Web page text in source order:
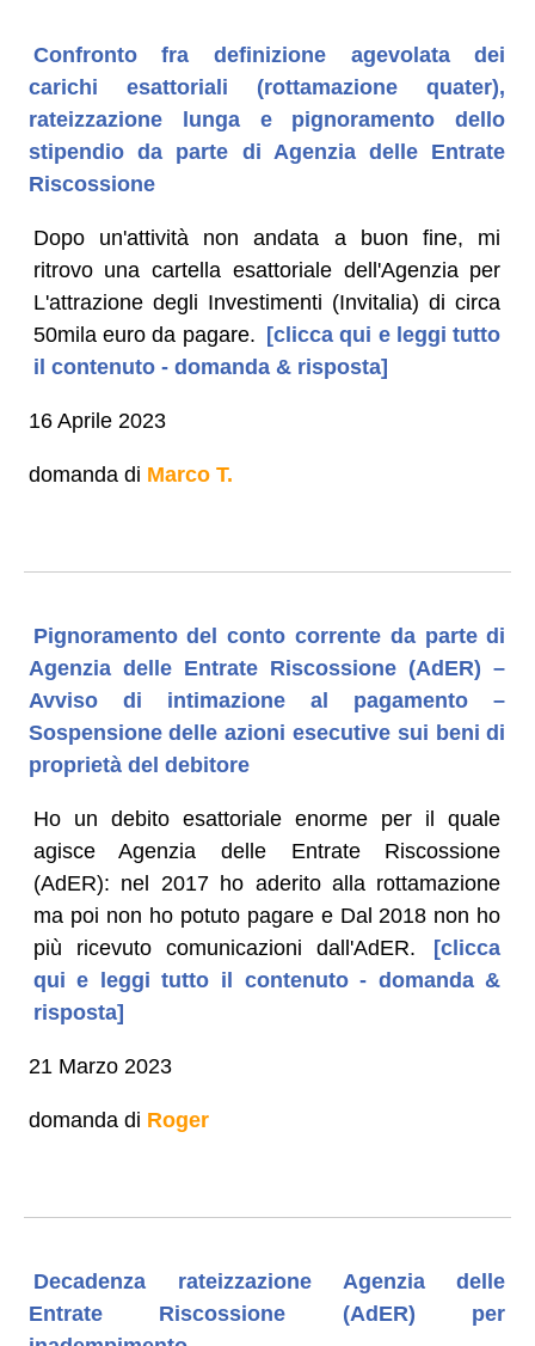
Confronto fra definizione agevolata dei
carichi esattoriali (rottamazione quater),
rateizzazione lunga e pignoramento dello
stipendio da parte di Agenzia delle Entrate
Riscossione
Dopo un'attività non andata a buon fine, mi
ritrovo una cartella esattoriale dell'Agenzia per
L'attrazione degli Investimenti (Invitalia) di circa
50mila euro da pagare. [clicca qui e leggi tutto
il contenuto - domanda & risposta]
16 Aprile 2023
domanda di Marco T.
Pignoramento del conto corrente da parte di
Agenzia delle Entrate Riscossione (AdER) –
Avviso di intimazione al pagamento –
Sospensione delle azioni esecutive sui beni di
proprietà del debitore
Ho un debito esattoriale enorme per il quale
agisce Agenzia delle Entrate Riscossione
(AdER): nel 2017 ho aderito alla rottamazione
ma poi non ho potuto pagare e Dal 2018 non ho
più ricevuto comunicazioni dall'AdER.
[clicca
qui e leggi tutto il contenuto - domanda &
risposta]
21 Marzo 2023
domanda di Roger
Decadenza rateizzazione Agenzia delle
Entrate Riscossione (AdER) per